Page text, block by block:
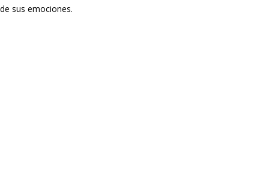
de sus emociones.